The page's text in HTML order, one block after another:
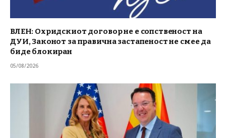
ВЛЕН: Охридскиот договор не е сопственост на
ДУИ, Законот за правична застапеност не смее да
биде блокиран
05/08/2026